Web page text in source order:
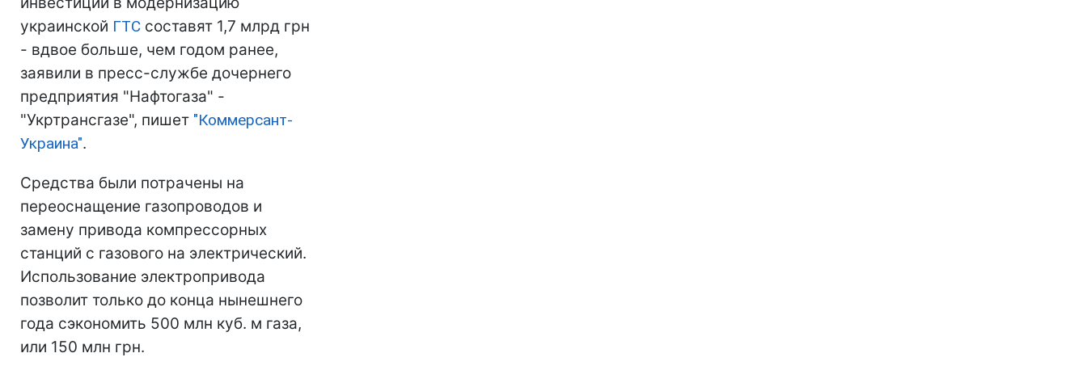
украинской ГТС составят 1,7 млрд грн
- вдвое больше, чем годом ранее,
заявили в пресс-службе дочернего
предприятия "Нафтогаза" -
"Укртрансгазе", пишет "Коммерсант-
Украина".
Средства были потрачены на
переоснащение газопроводов и
замену привода компрессорных
станций с газового на электрический.
Использование электропривода
позволит только до конца нынешнего
года сэкономить 500 млн куб. м газа,
или 150 млн грн.